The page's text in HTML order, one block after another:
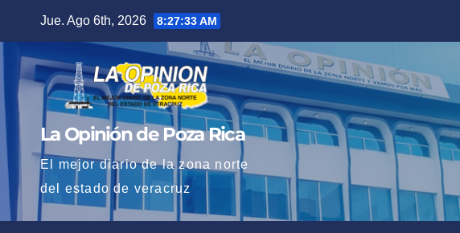
contenido
Jue. Ago 6th, 2026 8:27:35 AM
La Opinión de Poza Rica
El mejor diario de la zona norte
del estado de veracruz